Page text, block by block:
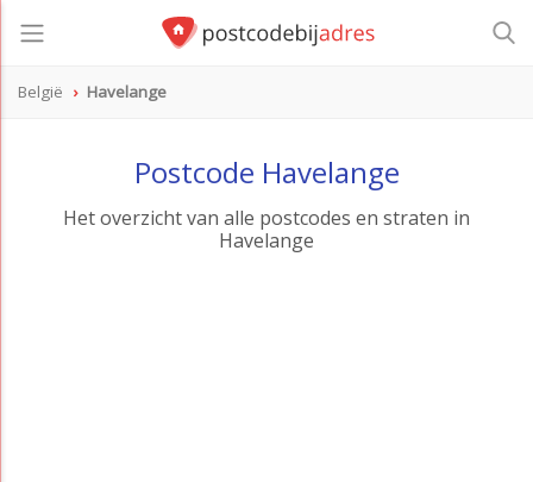
België Havelange
Postcode Havelange
Het overzicht van alle postcodes en straten in
Havelange